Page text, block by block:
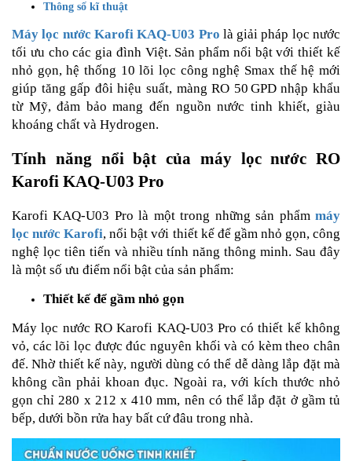
Thông số kĩ thuật
Máy lọc nước Karofi KAQ-U03 Pro là giải pháp lọc nước
tối ưu cho các gia đình Việt. Sản phẩm nổi bật với thiết kế
nhỏ gọn, hệ thống 10 lõi lọc công nghệ Smax thế hệ mới
giúp tăng gấp đôi hiệu suất, màng RO 50 GPD nhập khẩu
từ Mỹ, đảm bảo mang đến nguồn nước tinh khiết, giàu
khoáng chất và Hydrogen.
Tính năng nổi bật của máy lọc nước RO
Karofi KAQ-U03 Pro
Karofi KAQ-U03 Pro là một trong những sản phẩm máy
lọc nước Karofi, nổi bật với thiết kế để gầm nhỏ gọn, công
nghệ lọc tiên tiến và nhiều tính năng thông minh. Sau đây
là một số ưu điểm nổi bật của sản phẩm:
Thiết kế để gầm nhỏ gọn
Máy lọc nước RO Karofi KAQ-U03 Pro có thiết kế không
vỏ, các lõi lọc được đúc nguyên khối và có kèm theo chân
đế. Nhờ thiết kế này, người dùng có thể dễ dàng lắp đặt mà
không cần phải khoan đục. Ngoài ra, với kích thước nhỏ
gọn chỉ 280 x 212 x 410 mm, nên có thể lắp đặt ở gầm tủ
bếp, dưới bồn rửa hay bất cứ đâu trong nhà.